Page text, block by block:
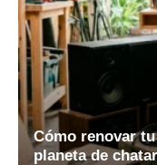
Cómo renovar
planeta de